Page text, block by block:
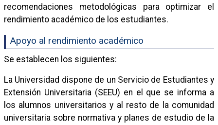
recomendaciones metodológicas para optimizar el
rendimiento académico de los estudiantes.
Apoyo al rendimiento académico
Se establecen los siguientes:
La Universidad dispone de un Servicio de Estudiantes y
Extensión Universitaria (SEEU) en el que se informa a
los alumnos universitarios y al resto de la comunidad
universitaria sobre normativa y planes de estudio de la